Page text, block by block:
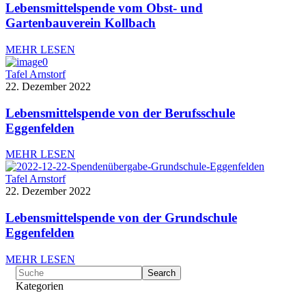
Lebensmittelspende vom Obst- und
Gartenbauverein Kollbach
MEHR LESEN
Tafel Arnstorf
22. Dezember 2022
Lebensmittelspende von der Berufsschule
Eggenfelden
MEHR LESEN
Tafel Arnstorf
22. Dezember 2022
Lebensmittelspende von der Grundschule
Eggenfelden
MEHR LESEN
Kategorien